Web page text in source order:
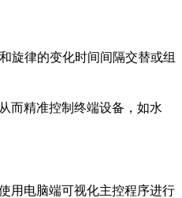
旋律的变化时间间隔交替或组
而精准控制终端设备，如水
用电脑端可视化主控程序进行